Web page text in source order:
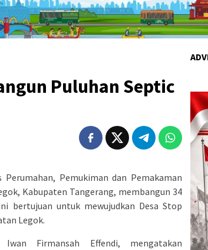
Puluhan Septic
Perumahan, Pemukiman dan Pemakaman
Kabupaten Tangerang, membangun 34
bertujuan untuk mewujudkan Desa Stop
Legok.
Firmansah Effendi, mengatakan